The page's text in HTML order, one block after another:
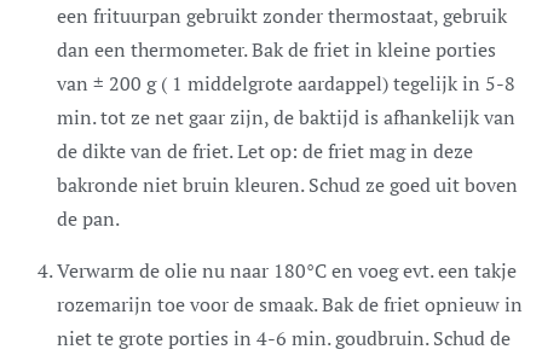
een frituurpan gebruikt zonder thermostaat, gebruik
dan een thermometer. Bak de friet in kleine porties
van ± 200 g ( 1 middelgrote aardappel) tegelijk in 5-8
min. tot ze net gaar zijn, de baktijd is afhankelijk van
de dikte van de friet. Let op: de friet mag in deze
bakronde niet bruin kleuren. Schud ze goed uit boven
de pan.
Verwarm de olie nu naar 180°C en voeg evt. een takje
rozemarijn toe voor de smaak. Bak de friet opnieuw in
niet te grote porties in 4-6 min. goudbruin. Schud de